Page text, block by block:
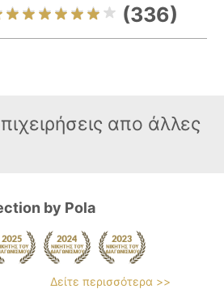
(336)
απο άλλες
by Pola
Δείτε περισσότερα >>